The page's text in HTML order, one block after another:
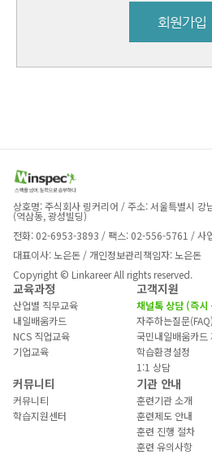
회원가입
상호명: 주식회사 링커리어 / 주소: 서울특별시
(역삼동, 광성빌딩)
전화: 02-6953-3893 / 팩스: 02-556-5761 / 사
대표이사: 노은돈 / 개인정보관리책임자: 노은돈
Copyright © Linkareer All rights reserved.
교육과정
산업별 직무교육
내일배움카드
NCS 직업교육
기업교육
고객지원
채널톡 상담 (즉시
자주하는질문(FAQ)
국민내일배움카드
학습환경설정
1:1 상담
커뮤니티
커뮤니티
학습지원센터
기관 안내
훈련기관 소개
훈련제도 안내
훈련 진행 절차
훈련 유의사항